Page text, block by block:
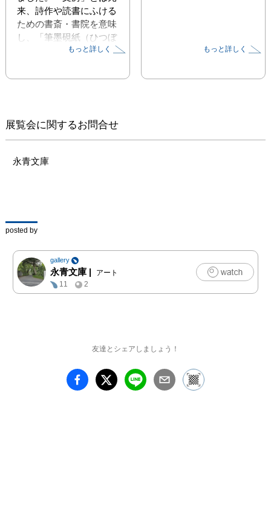
来、詩作や読書にふける
ための書斎・書院を意味
し、「筆墨硯紙（ひつぼ
くけんし）」が特に「四
す。それらは単なる実用
の対象となりました。
そうした「文房四宝」を
愛好したのが、永青文庫
陶磁器や仏像に関心を広
げ、文具も収集しまし
た。晩年の護立は、夕食
後に必ず硯と筆を用意さ
せ、書に親しんだという
ことです。本展では、永
という行為を彩った文具
また特集展示として、煙
もっと詳しく もっと詳しく
展覧会に関するお問合せ
永青文庫
posted by
gallery
永青文庫 |
アート
11
2
友達とシェアしましょう！